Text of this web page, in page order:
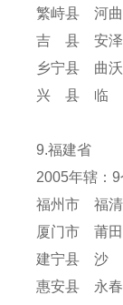
繁峙县 河
吉 县 安
乡宁县 曲
兴 县 临
9.福建省
2005年辖：
福州市 福
厦门市 莆
建宁县 沙
惠安县 永